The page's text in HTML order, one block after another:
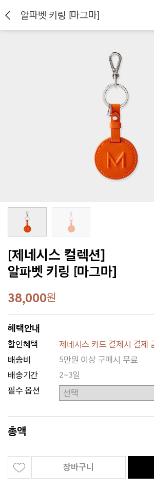
알파벳 키링 [마그마]
[제네시스 컬렉션]
알파벳 키링 [마그마]
38,000원
혜택안내
할인혜택
제네시스 카드 결제시 결제
배송비
5만원 이상 구매시 무료
배송기간
2~3일
필수 옵션
총액
장바구니